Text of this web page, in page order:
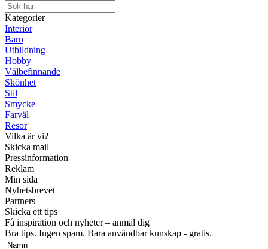
Kategorier
Interiör
Barn
Utbildning
Hobby
Välbefinnande
Skönhet
Stil
Smycke
Farväl
Resor
Vilka är vi?
Skicka mail
Pressinformation
Reklam
Min sida
Nyhetsbrevet
Partners
Skicka ett tips
Få inspiration och nyheter – anmäl dig
Bra tips. Ingen spam. Bara användbar kunskap - gratis.